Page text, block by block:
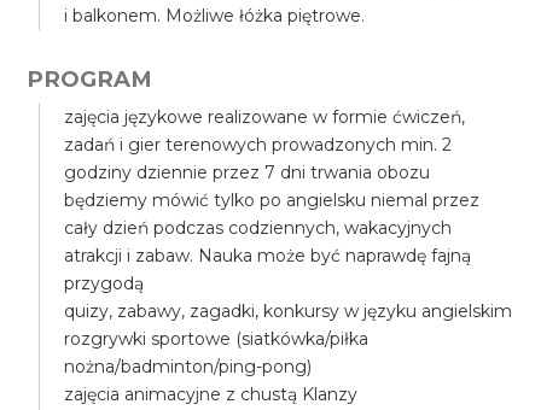
i balkonem. Możliwe łóżka piętrowe.
PROGRAM
zajęcia językowe realizowane w formie ćwiczeń,
zadań i gier terenowych prowadzonych min. 2
godziny dziennie przez 7 dni trwania obozu
będziemy mówić tylko po angielsku niemal przez
cały dzień podczas codziennych, wakacyjnych
atrakcji i zabaw. Nauka może być naprawdę fajną
przygodą
quizy, zabawy, zagadki, konkursy w języku angielskim
rozgrywki sportowe (siatkówka/piłka
nożna/badminton/ping-pong)
zajęcia animacyjne z chustą Klanzy